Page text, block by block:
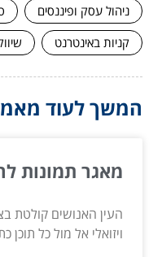
ניהול עסק ופיננסים
קניות באינטרנט
המשך לעוד
מאגר תמונות
העין האנושים קולטת
ויזואלי אל מול כל תוכן